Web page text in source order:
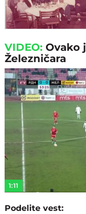
VIDEO:Ovako
Železničara
1:11
Podelite vest: